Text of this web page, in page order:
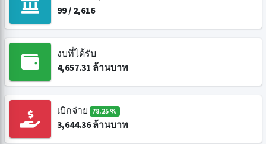
99/ 2,616
งบที่ได้รับ
4,657.31 ล้านบาท
เบิกจ่าย 78.25 %
3,644.36ล้านบาท